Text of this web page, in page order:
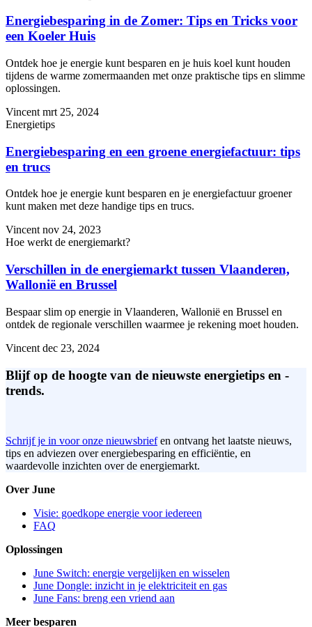
Energiebesparing in de Zomer: Tips en Tricks voor
een Koeler Huis
Ontdek hoe je energie kunt besparen en je huis koel kunt houden
tijdens de warme zomermaanden met onze praktische tips en slimme
oplossingen.
Vincent mrt 25, 2024
Energietips
Energiebesparing en een groene energiefactuur: tips
en trucs
Ontdek hoe je energie kunt besparen en je energiefactuur groener
kunt maken met deze handige tips en trucs.
Vincent nov 24, 2023
Hoe werkt de energiemarkt?
Verschillen in de energiemarkt tussen Vlaanderen,
Wallonië en Brussel
Bespaar slim op energie in Vlaanderen, Wallonië en Brussel en
ontdek de regionale verschillen waarmee je rekening moet houden.
Vincent dec 23, 2024
Blijf op de hoogte van de nieuwste energietips en -
trends.
Schrijf je in voor onze nieuwsbriefen ontvang het laatste nieuws,
tips en adviezen over energiebesparing en efficiëntie, en
waardevolle inzichten over de energiemarkt.
Over June
Visie: goedkope energie voor iedereen
FAQ
Oplossingen
June Switch: energie vergelijken en wisselen
June Dongle: inzicht in je elektriciteit en gas
June Fans: breng een vriend aan
Meer besparen